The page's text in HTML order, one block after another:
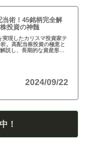
当術！45銘柄完全解
投資の神髄
実現したカリスマ投資家テ
。高配当株投資の極意と
説し、長期的な資産形成
2024/09/22
！